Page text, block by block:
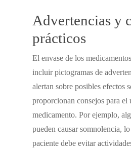
Advertencias y
prácticos
El envase de los
incluir pictogramas de
alertan sobre posibles efectos
proporcionan consejos para el
medicamento. Por ejemplo,
pueden causar somnolencia,
paciente debe evitar